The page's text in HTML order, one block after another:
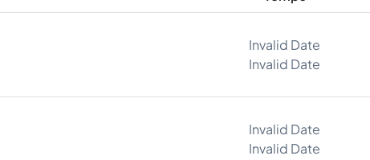
Invalid Date
Invalid Date
Invalid Date
Invalid Date